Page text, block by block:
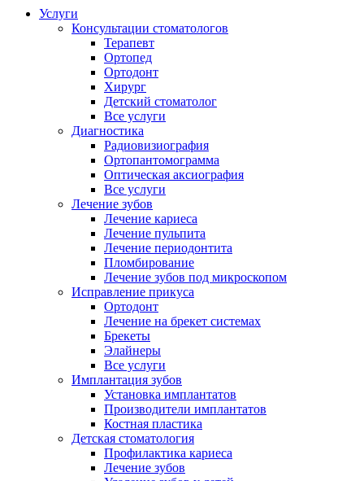
Услуги
Консультации стоматологов
Терапевт
Ортопед
Ортодонт
Хирург
Детский стоматолог
Все услуги
Диагностика
Радиовизиография
Ортопантомограмма
Оптическая аксиография
Все услуги
Лечение зубов
Лечение кариеса
Лечение пульпита
Лечение периодонтита
Пломбирование
Лечение зубов под микроскопом
Исправление прикуса
Ортодонт
Лечение на брекет системах
Брекеты
Элайнеры
Все услуги
Имплантация зубов
Установка имплантатов
Производители имплантатов
Костная пластика
Детская стоматология
Профилактика кариеса
Лечение зубов